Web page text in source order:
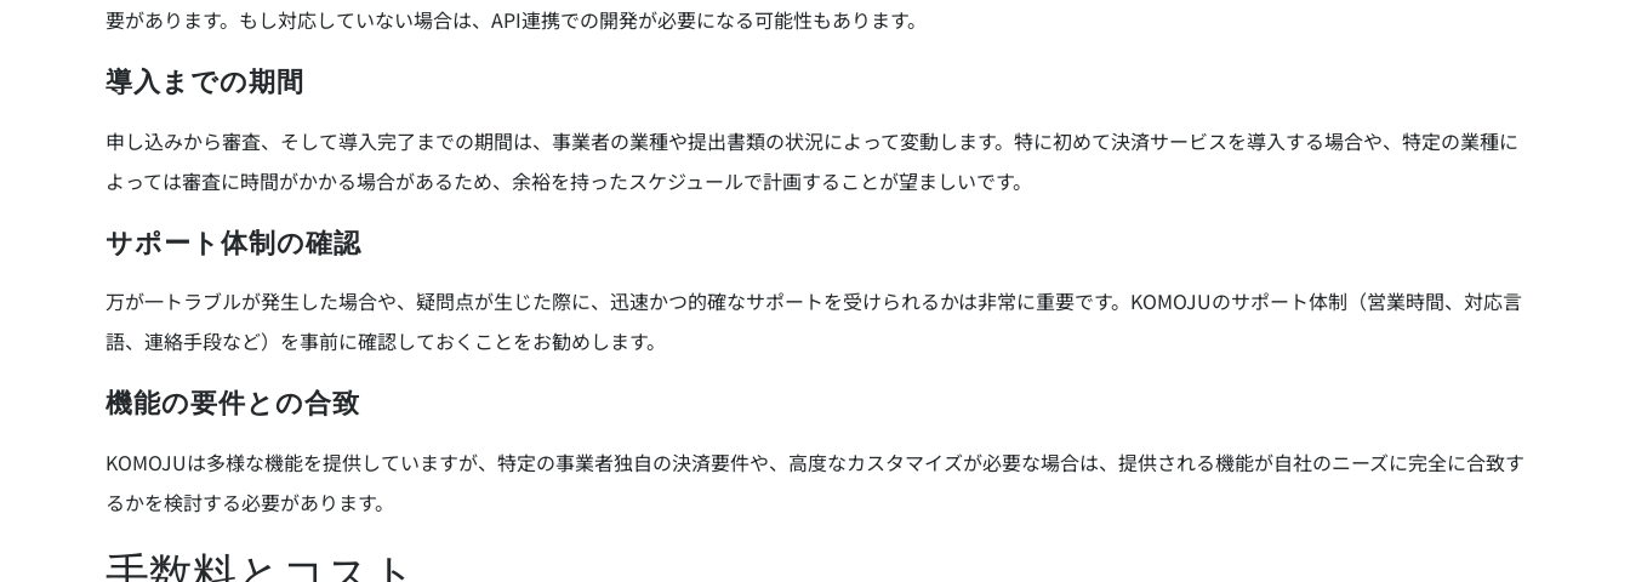
要があります。もし対応していない場合は、API連携での開発が必要になる可能性もあります。
導入までの期間
申し込みから審査、そして導入完了までの期間は、事業者の業種や提出書類の状況によって変動します。特に初めて決済サービスを導入する場合や、特定の業種に
よっては審査に時間がかかる場合があるため、余裕を持ったスケジュールで計画することが望ましいです。
サポート体制の確認
万が一トラブルが発生した場合や、疑問点が生じた際に、迅速かつ的確なサポートを受けられるかは非常に重要です。KOMOJUのサポート体制（営業時間、対応言
語、連絡手段など）を事前に確認しておくことをお勧めします。
機能の要件との合致
KOMOJUは多様な機能を提供していますが、特定の事業者独自の決済要件や、高度なカスタマイズが必要な場合は、提供される機能が自社のニーズに完全に合致す
るかを検討する必要があります。